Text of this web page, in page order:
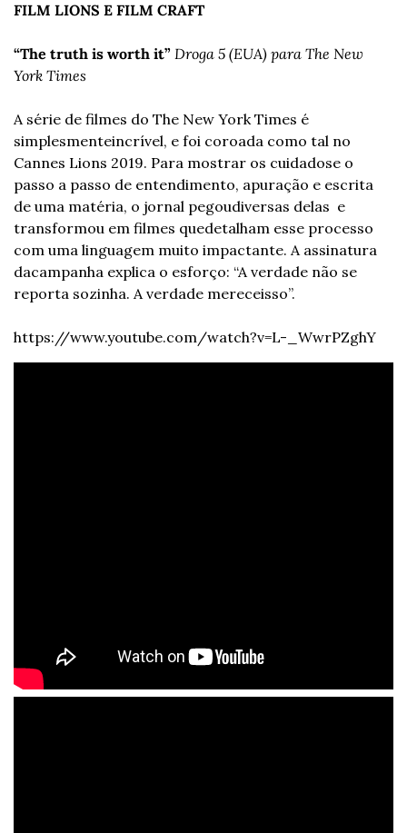
FILM LIONS E FILM CRAFT
“The truth is worth it” Droga 5 (EUA) para The New
York Times
A série de filmes do The New York Times é
simplesmenteincrível, e foi coroada como tal no
Cannes Lions 2019. Para mostrar os cuidadose o
passo a passo de entendimento, apuração e escrita
de uma matéria, o jornal pegoudiversas delas  e
transformou em filmes quedetalham esse processo
com uma linguagem muito impactante. A assinatura
dacampanha explica o esforço: “A verdade não se
reporta sozinha. A verdade mereceisso”.
https://www.youtube.com/watch?v=L-_WwrPZghY